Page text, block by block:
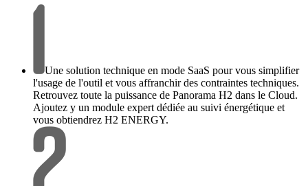
Une solution technique en mode SaaS pour vous simplifier
l'usage de l'outil et vous affranchir des contraintes techniques.
Retrouvez toute la puissance de Panorama H2 dans le Cloud.
Ajoutez y un module expert dédiée au suivi énergétique et
vous obtiendrez H2 ENERGY.